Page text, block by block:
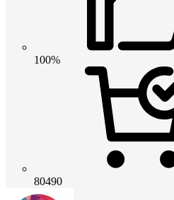
100%
80490